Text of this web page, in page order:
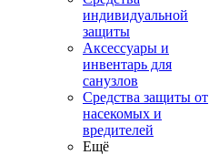
индивидуальной
защиты
Аксессуары и
инвентарь для
санузлов
Средства защиты от
насекомых и
вредителей
Ещё